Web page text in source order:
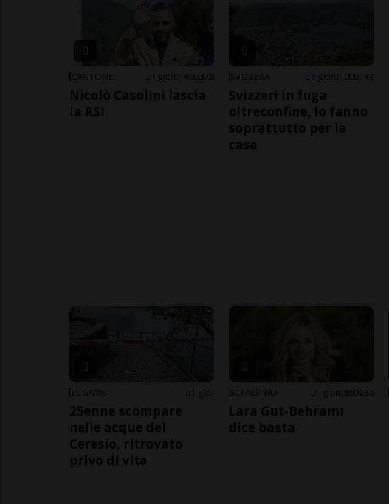
CANTONE 1 gior 146 379
Nicolò Casolini lascia
la RSI
SVIZZERA 1 gior 100 142
Svizzeri in fuga
oltreconfine, lo fanno
soprattutto per la
casa
LUGANO 1 gior
25enne scompare
nelle acque del
Ceresio, ritrovato
privo di vita
SCI ALPINO 1 gior 65 286
Lara Gut-Behrami
dice basta